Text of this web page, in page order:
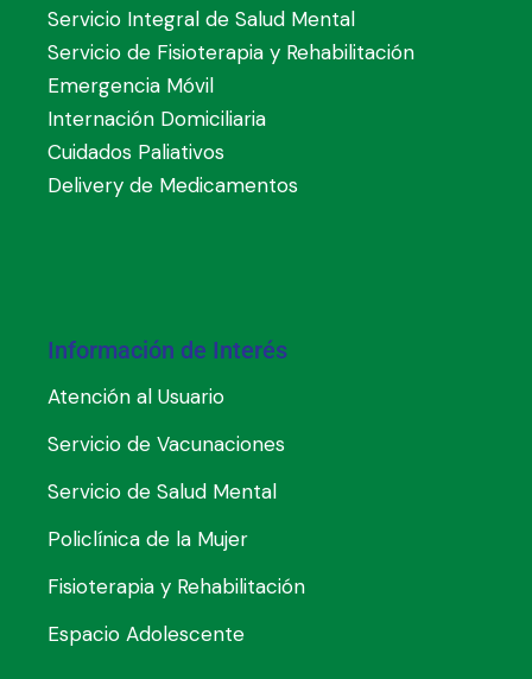
Servicio Integral de Salud Mental
Servicio de Fisioterapia y Rehabilitación
Emergencia Móvil
Internación Domiciliaria
Cuidados Paliativos
Delivery de Medicamentos
Información de Interés
Atención al Usuario
Servicio de Vacunaciones
Servicio de Salud Mental
Policlínica de la Mujer
Fisioterapia y Rehabilitación
Espacio Adolescente